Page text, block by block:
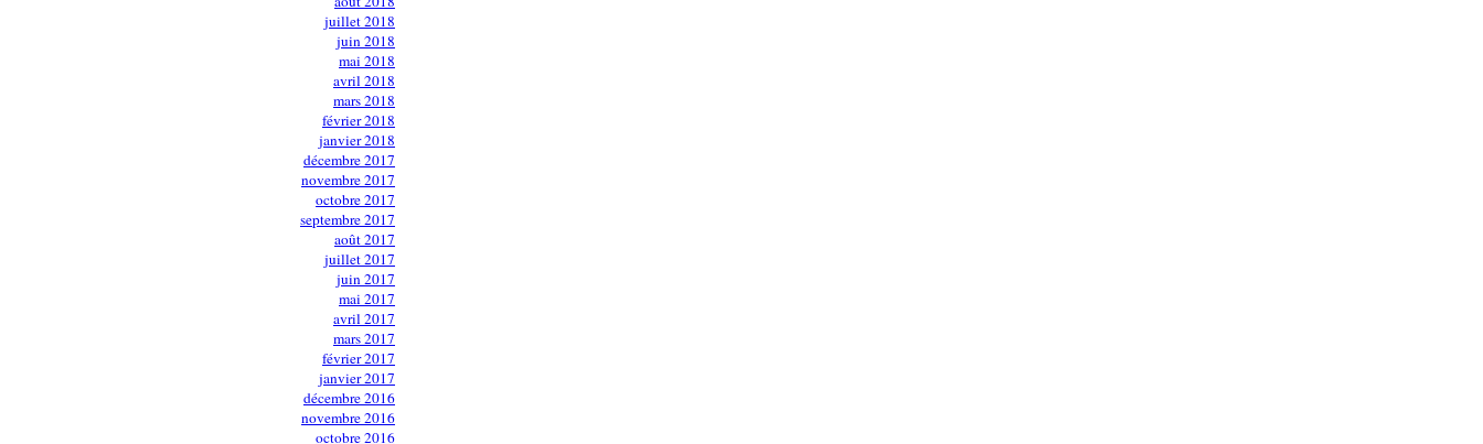
juillet 2018
juin 2018
mai 2018
avril 2018
mars 2018
février 2018
janvier 2018
décembre 2017
novembre 2017
octobre 2017
septembre 2017
août 2017
juillet 2017
juin 2017
mai 2017
avril 2017
mars 2017
février 2017
janvier 2017
décembre 2016
novembre 2016
octobre 2016